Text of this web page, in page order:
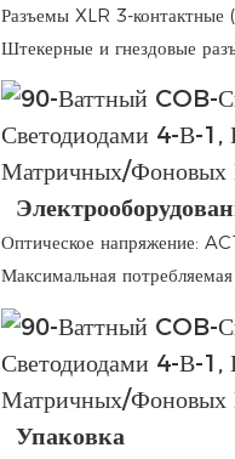
Разъемы XLR 3-контактные
Штекерные и гнездовые
Оптическое напряжение:
Максимальная
Упаковка